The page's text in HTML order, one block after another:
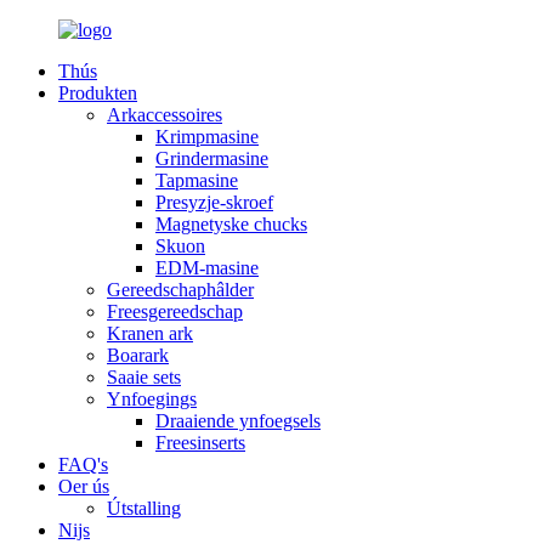
Thús
Produkten
Arkaccessoires
Krimpmasine
Grindermasine
Tapmasine
Presyzje-skroef
Magnetyske chucks
Skuon
EDM-masine
Gereedschaphâlder
Freesgereedschap
Kranen ark
Boarark
Saaie sets
Ynfoegings
Draaiende ynfoegsels
Freesinserts
FAQ's
Oer ús
Útstalling
Nijs